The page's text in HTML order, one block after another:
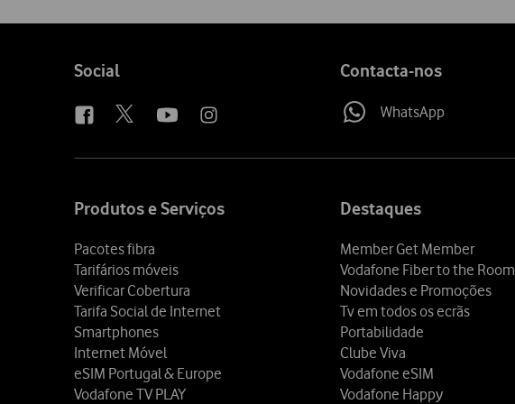
social
Follow
Social Contacta-nos
WhatsApp
Produtos e Serviços
Pacotes fibra
Tarifários móveis
Verificar Cobertura
Tarifa Social de Internet
Smartphones
Internet Móvel
eSIM Portugal & Europe
Vodafone TV PLAY
Destaques
Member Get Member
Vodafone Fiber to the Room
Novidades e Promoções
Tv em todos os ecrãs
Portabilidade
Clube Viva
Vodafone eSIM
Vodafone Happy